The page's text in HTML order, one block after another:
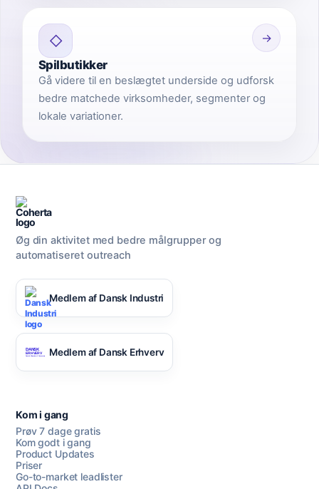
◇
→
Spilbutikker
Gå videre til en beslægtet underside og udforsk
bedre matchede virksomheder, segmenter og
lokale variationer.
Øg din aktivitet med bedre målgrupper og
automatiseret outreach
Medlem af Dansk Industri
Medlem af Dansk Erhverv
Kom i gang
Prøv 7 dage gratis
Kom godt i gang
Product Updates
Priser
Go-to-market leadlister